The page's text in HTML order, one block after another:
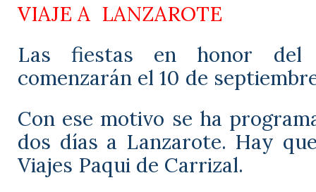
VIAJE A LANZAROTE
Las fiestas en honor del
comenzarán el 10 de
Con ese motivo se ha
dos días a Lanzarote. Hay
Viajes Paqui de Carrizal.